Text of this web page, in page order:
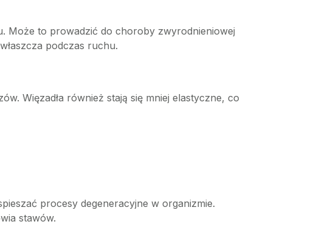
Może to prowadzić do choroby zwyrodnieniowej
podczas ruchu.
Więzadła również stają się mniej elastyczne, co
procesy degeneracyjne w organizmie.
stawów.